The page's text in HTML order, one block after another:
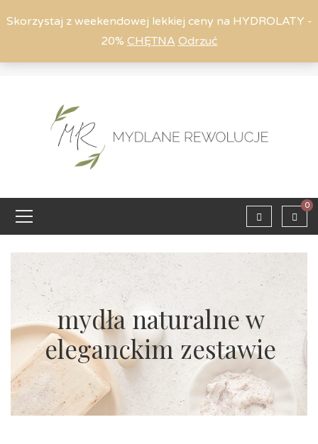
Skorzystaj z weekendowej lekkiej ceny na HYDROLATY -
20% CHĘTNA Odrzuć
0
mydła naturalne w
eleganckim zestawie